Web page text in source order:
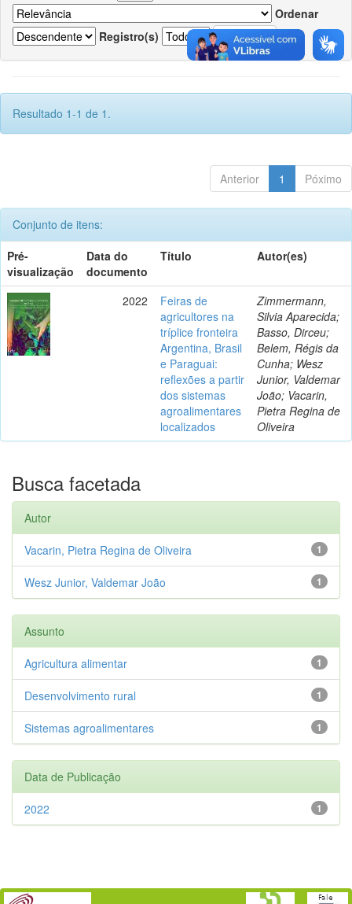
Ordenar
Registro(s)
Resultado 1-1 de 1.
Anterior 1 Póximo
Conjunto de itens:
Pré-
visualização
Data do
documento
Título Autor(es)
2022
Feiras de
agricultores na
tríplice fronteira
Argentina, Brasil
e Paraguai:
reflexões a partir
dos sistemas
agroalimentares
localizados
Zimmermann,
Silvia Aparecida;
Basso, Dirceu;
Belem, Régis da
Cunha; Wesz
Junior, Valdemar
João; Vacarin,
Pietra Regina de
Oliveira
Busca facetada
Autor
1
Vacarin, Pietra Regina de Oliveira
1
Wesz Junior, Valdemar João
Assunto
1
Agricultura alimentar
1
Desenvolvimento rural
1
Sistemas agroalimentares
Data de Publicação
1
2022